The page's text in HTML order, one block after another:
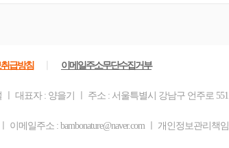
급방침 이메일주소무단수집거부
대표자 : 양을기 ㅣ 주소 : 서울특별시 강남구 언주로 551
이메일주소 : bambonature@naver.com ㅣ 개인정보관리책임